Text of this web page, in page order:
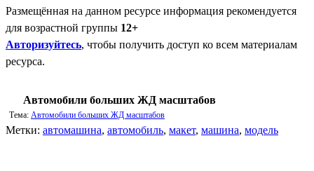
Размещённая на данном ресурсе информация рекомендуется
для возрастной группы 12+
Авторизуйтесь, чтобы получить доступ ко всем материалам
ресурса.
Автомобили больших ЖД масштабов
Тема: Автомобили больших ЖД масштабов
Метки: автомашина, автомобиль, макет, машина, модель